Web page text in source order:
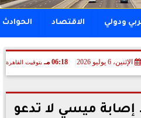
ودولي الاقتصاد الحوادث
الإثنين، 6 يوليو 2026 06:18 مـ بتوقيت القاهرة
إصابة ميسي لا تدعو